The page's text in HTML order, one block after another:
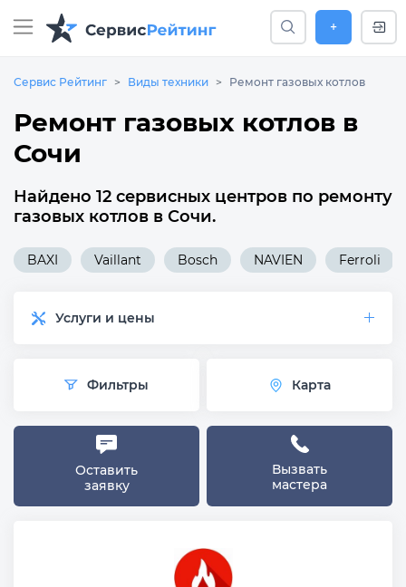
+
Сервис Рейтинг Виды техники Ремонт газовых котлов
Ремонт газовых котлов в
Сочи
Найдено 12 сервисных центров по ремонту
газовых котлов в Сочи.
BAXI Vaillant Bosch NAVIEN Ferroli
Услуги и цены
Фильтры Карта
Оставить
заявку
Вызвать
мастера